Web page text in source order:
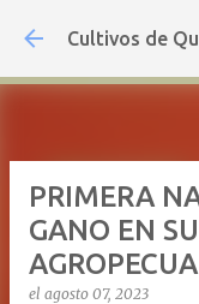
Ir
Cultivos de
PRIMERA
GANO EN
el agosto 07, 2023